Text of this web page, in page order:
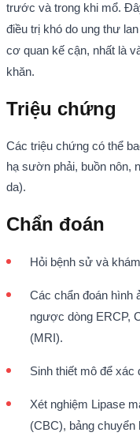
trước và trong khi mổ.
điều trị khó do ung thư
cơ quan kế cận, nhất là
khăn.
Triệu chứng
Các triệu chứng có thể
hạ sườn phải, buồn nôn,
da).
Chẩn đoán
Hỏi bệnh sử và
Các chẩn đoán hình
ngược dòng ERCP,
(MRI).
Sinh thiết mô để xác
Xét nghiệm Lipase
(CBC), bảng